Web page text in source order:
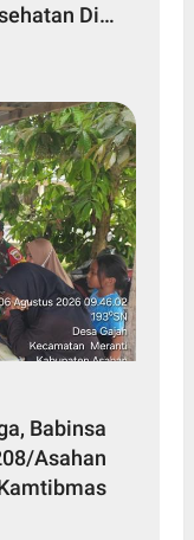
Di
Babinsa
Asahan